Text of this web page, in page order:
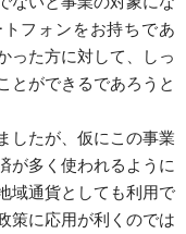
フォンをお持ちであ
った方に対して、しっ
とができるであろうと
したが、仮にこの事業
が多く使われるように
域通貨としても利用で
策に応用が利くのでは